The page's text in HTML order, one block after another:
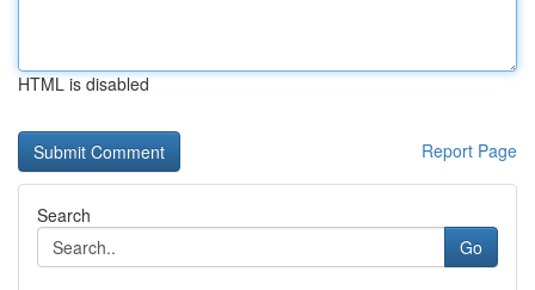
HTML is disabled
Report Page
Search
Go